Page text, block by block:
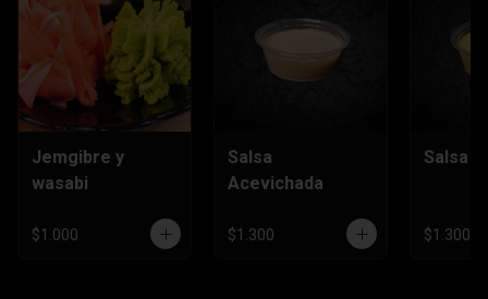
Jemgibre y
wasabi
$1.000
Salsa
Acevichada
$1.300
Salsa
$1.300